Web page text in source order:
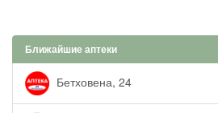
Ближайшие аптеки
Бетховена, 24